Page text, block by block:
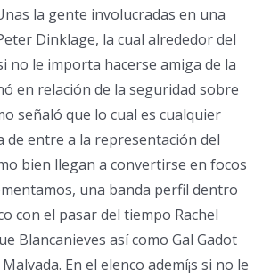
la gente involucradas en una
Dinklage, la cual alrededor del
no le importa hacerse amiga de la
en relación de la seguridad sobre
señaló que lo cual es cualquier
de entre a la representación del
bien llegan a convertirse en focos
una banda perfil dentro
con el pasar del tiempo Rachel
Blancanieves así­ como Gal Gadot
En el elenco ademí¡s si no le